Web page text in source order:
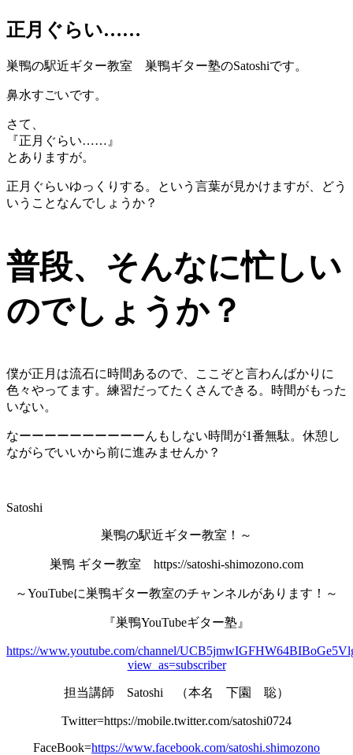
日:
正月ぐらい……
巣鴨の駅近ギター教室 巣鴨ギター塾のSatoshiです。
鼻水すごいです。
さて、
『正月ぐらい……』
とありますが。
正月ぐらいゆっくりする。という言葉が見かけますが、どう
いうことなんでしょうか？
普段、そんなに忙しい
のでしょうか？
僕が正月は流石に時間あるので、ここぞと言わんばかりに
色々やってます。練習だってたくさんできる。時間がもった
いない。
なーーーーーーーーーーんもしない時間が1番無駄。休憩し
ながらでいいから前に進みませんか？
Satoshi
巣鴨の駅近ギター教室！～
巣鴨 ギター教室 https://satoshi-shimozono.com
～YouTubeに巣鴨ギター教室のチャンネルがあります！～
『巣鴨YouTubeギター塾』
https://www.youtube.com/channel/
view_as=subscriber
担当講師 Satoshi （本名 下園 聡）
Twitter=https://mobile.twitter.com/satoshi0724
FaceBook=https://www.facebook.com/satoshi.shimozono